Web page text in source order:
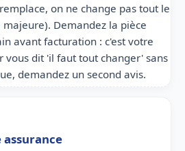
on ne change pas tout le
Demandez la pièce
avant facturation : c'est votre
vous dit 'il faut tout changer' sans
demandez un second avis.
assurance